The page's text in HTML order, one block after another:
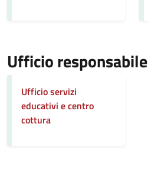
Ufficio responsabile
Ufficio servizi
educativi e centro
cottura